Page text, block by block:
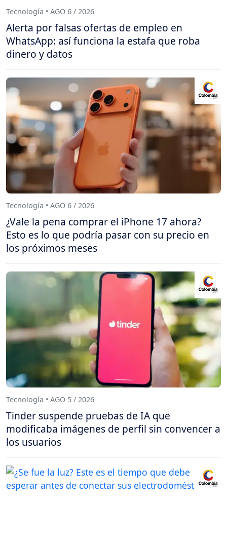
Tecnología • AGO 6 / 2026
Alerta por falsas ofertas de empleo en
WhatsApp: así funciona la estafa que roba
dinero y datos
Tecnología • AGO 6 / 2026
¿Vale la pena comprar el iPhone 17 ahora?
Esto es lo que podría pasar con su precio en
los próximos meses
Tecnología • AGO 5 / 2026
Tinder suspende pruebas de IA que
modificaba imágenes de perfil sin convencer a
los usuarios